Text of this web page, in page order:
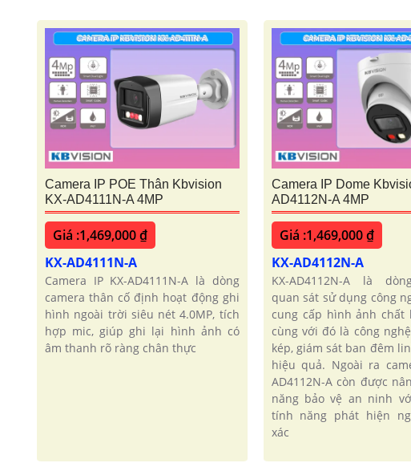
Camera IP POE Thân Kbvision
KX-AD4111N-A 4MP
Giá :1,469,000 ₫
KX-AD4111N-A
Camera IP KX-AD4111N-A là dòng
camera thân cố định hoạt động ghi
hình ngoài trời siêu nét 4.0MP, tích
hợp mic, giúp ghi lại hình ảnh có
âm thanh rõ ràng chân thực
Camera IP Dome
AD4112N-A 4MP
Giá :1,469,000 ₫
KX-AD4112N-A
KX-AD4112N-A là
quan sát sử dụng công
cung cấp hình ảnh chất
cùng với đó là công
kép, giám sát ban đêm
hiệu quả. Ngoài ra
AD4112N-A còn được
năng bảo vệ an ninh
tính năng phát hiện
xác